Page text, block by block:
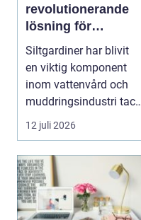
revolutionerande
lösning för
vattenmiljöer
Siltgardiner har blivit
en viktig komponent
inom vattenvård och
muddringsindustri tack
vare si...
12 juli 2026